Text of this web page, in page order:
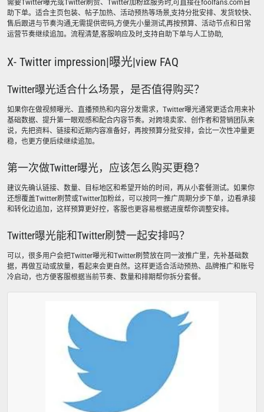
需要Twitter曝光或Twitter刷赞、Twitter加粉丝服务时,可直接在foolfans.com自
助下单。适合主页包装、帖子加热、活动预热等场景,支持分批安排、发货较快、
售后跟进与节奏沟通,无需提供密码,方便先小量测试,再按预算、活动节点和日常
运营节奏继续追加。流程清楚,客服响应及时,支持自助下单与人工协助,
X- Twitter impression|曝光|view FAQ
Twitter曝光适合什么场景，是否值得购买？
如果你在做视频曝光、直播预热和内容分发需求，Twitter曝光通常更适合用来补
基础数据、提升第一眼观感和配合内容节奏。对跨境卖家、创作者和营销团队来
说，先把资料、链接和近期内容准备好，再按预算分批安排，会比一次性冲量更
稳，也更方便后续继续追加。
第一次做Twitter曝光，应该怎么购买更稳？
建议先确认链接、数量、目标地区和希望开始的时间，再从小套餐测试。如果你
还想覆盖Twitter刷赞或Twitter加粉丝，可以按同一推广周期分步下单，边看承接
和转化边追加，这样预算更好控，客服也更容易根据进度帮你调整安排。
Twitter曝光能和Twitter刷赞一起安排吗？
可以，很多用户会把Twitter曝光和Twitter刷赞放在同一波推广里，先补基础数
据，再做互动或放量，看起来会更自然。这样更适合活动预热、品牌推广和账号
冷启动，也方便客服根据当前节奏、数量和排期帮你拆分套餐。